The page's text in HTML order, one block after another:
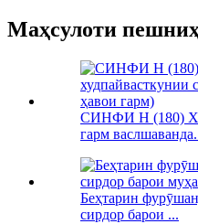
Маҳсулоти
СИНФИ H (180)
гарм
Беҳтарин
сирдор барои ...